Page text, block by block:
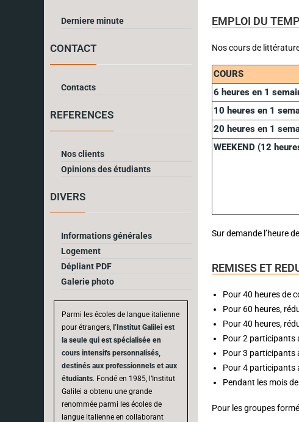
Derniere minute
CONTACT
Contacts
REFERENCES
Nos clients
Opinions des étudiants
DIVERS
Informations générales
Logement
Dépliant PDF
Galerie photo
Parmi les écoles de langue italienne
pour étrangers, l’Institut Galilei est
la seule qui est spécialisée en
cours intensifs personnalisés,
destinés aux professionnels et aux
étudiants. Fondé en 1985, l’Institut
Galilei a obtenu une grande
renommée parmi les écoles de
langue italienne en collaborant
EMPLOI DU
Nos cours de
COURS
6 heures en 1
10 heures en 1
20 heures en 1
WEEKEND (12
Sur demande l’heure
REMISES ET
Pour 40 heures de
Pour 60 heures,
Pour 40 heures,
Pour 2 participants
Pour 3 participants
Pour 4 participants
Pendant les mois
Pour les groupes